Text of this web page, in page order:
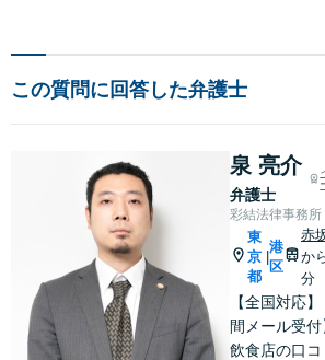
この質問に回答した弁護士
泉 亮介
弁護士
彩結法律事務所
東
京
都
港
区
赤
か
分
【全国対応
間メール受付
飲食店の口コ